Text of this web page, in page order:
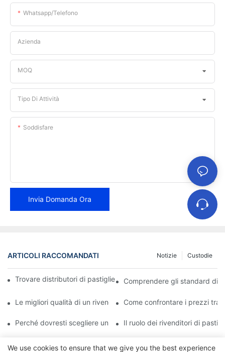
Whatsapp/telefono
Azienda
MOQ
Tipo Di Attività
Soddisfare
Invia Domanda Ora
ARTICOLI RACCOMANDATI Custodie
Notizie
Trovare distributori di pastiglie freno affidabili per la tua attività
Comprendere gli standard di
Le migliori qualità di un rivenditore affidabile di pastiglie freno
Come confrontare i prezzi tra
Perché dovresti scegliere un rivenditore autorizzato di pastiglie
Il ruolo dei rivenditori di
We use cookies to ensure that we give you the best experience